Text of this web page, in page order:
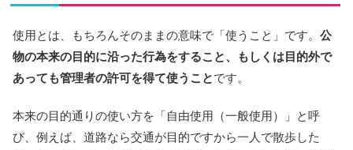
使用とは、もちろんそのままの意味で「使うこと」です。 公
物の本来の目的に沿った行為をすること、もしくは目的外で
あっても管理者の許可を得て使うことです。
本来の目的通りの使い方を「自由使用（一般使用）」と呼
び、例えば、道路なら交通が目的ですから一人で散歩した